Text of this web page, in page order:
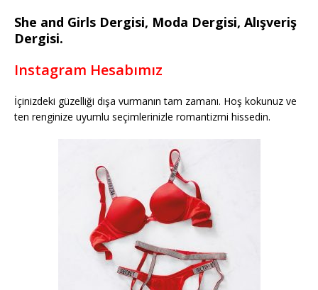
She and Girls Dergisi, Moda Dergisi, Alışveriş
Dergisi.
Instagram Hesabımız
İçinizdeki güzelliği dışa vurmanın tam zamanı. Hoş kokunuz ve
ten renginize uyumlu seçimlerinizle romantizmi hissedin.